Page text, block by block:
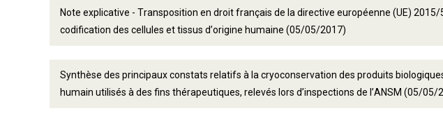
Note explicative - Transposition en droit français de la directive européenne (UE) 2015/
codification des cellules et tissus d’origine humaine (05/05/2017)
Synthèse des principaux constats relatifs à la cryoconservation des produits
humain utilisés à des fins thérapeutiques, relevés lors d’inspections de l’ANSM (05/05/